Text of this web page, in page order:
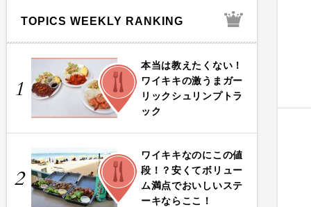
TOPICS WEEKLY RANKING
1
FOOD
本当は教えたくない！
ワイキキの激うまガー
リックシュリンプトラ
ック
2
FOOD
ワイキキなのにこの値
段！？安くてボリュー
ム満点でおいしいステ
ーキならここ！